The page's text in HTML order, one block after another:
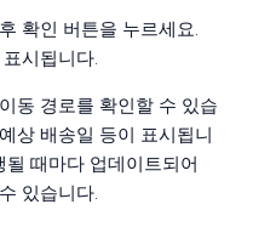
확인 버튼을 누르세요.
시됩니다.
동 경로를 확인할 수 있습
상 배송일 등이 표시됩니
때마다 업데이트되어
있습니다.